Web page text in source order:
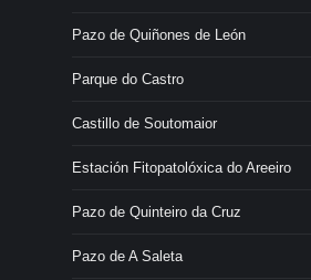
Pazo de Quiñones de León
Parque do Castro
Castillo de Soutomaior
Estación Fitopatolóxica do Areeiro
Pazo de Quinteiro da Cruz
Pazo de A Saleta